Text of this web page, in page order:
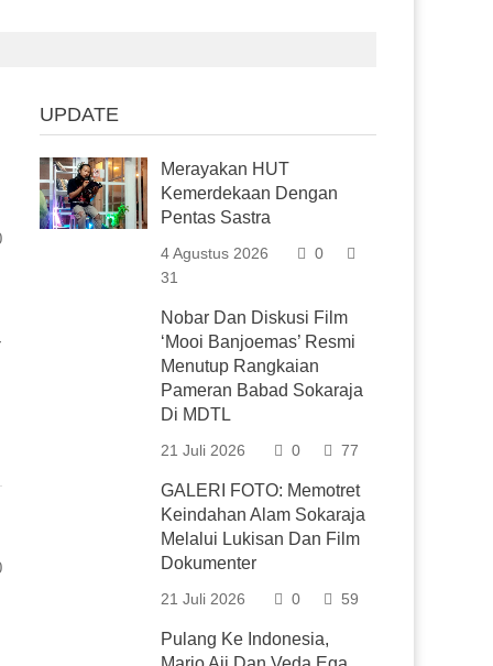
UPDATE
Merayakan HUT
Kemerdekaan Dengan
Pentas Sastra
4 Agustus 2026
0
31
Nobar Dan Diskusi Film
‘Mooi Banjoemas’ Resmi
Menutup Rangkaian
Pameran Babad Sokaraja
Di MDTL
21 Juli 2026 0 77
GALERI FOTO: Memotret
Keindahan Alam Sokaraja
Melalui Lukisan Dan Film
Dokumenter
21 Juli 2026 0 59
Pulang Ke Indonesia,